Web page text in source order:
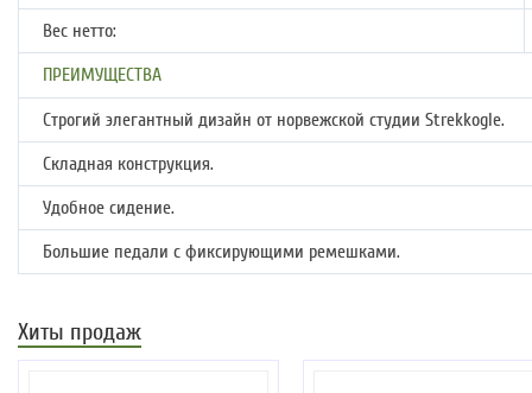
Вес нетто:
ПРЕИМУЩЕСТВА
Строгий элегантный дизайн от норвежской студии Strekkogle.
Складная конструкция.
Удобное сидение.
Большие педали с фиксирующими ремешками.
Хиты продаж